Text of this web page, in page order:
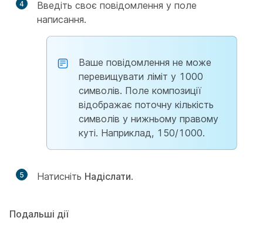
4
Введіть своє повідомлення у поле
написання.
Ваше повідомлення не може
перевищувати ліміт у 1000
символів. Поле композиції
відображає поточну кількість
символів у нижньому правому
куті. Наприклад, 150/1000.
5 Натисніть Надіслати.
Подальші дії